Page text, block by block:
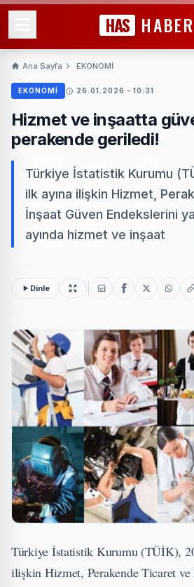
HAS
Ana Sayfa EKONOMİ
EKONOMİ 26.01.2026 - 10:31
Hizmet ve inşaatta
perakende geriledi!
Türkiye İstatistik Kurumu
ilk ayına ilişkin Hizmet,
İnşaat Güven Endekslerini
ayında hizmet ve inşaat
Dinle
Türkiye İstatistik Kurumu (TÜİK),
ilişkin Hizmet, Perakende Ticaret ve